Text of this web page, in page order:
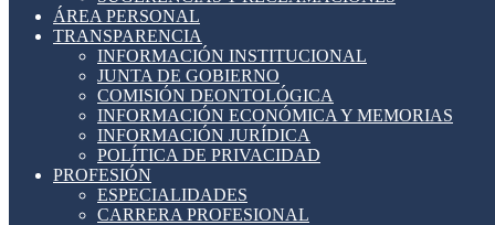
ÁREA PERSONAL
TRANSPARENCIA
INFORMACIÓN INSTITUCIONAL
JUNTA DE GOBIERNO
COMISIÓN DEONTOLÓGICA
INFORMACIÓN ECONÓMICA Y MEMORIAS
INFORMACIÓN JURÍDICA
POLÍTICA DE PRIVACIDAD
PROFESIÓN
ESPECIALIDADES
CARRERA PROFESIONAL